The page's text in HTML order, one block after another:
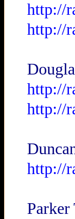
http://
http://
http://
http://
http://
Parker